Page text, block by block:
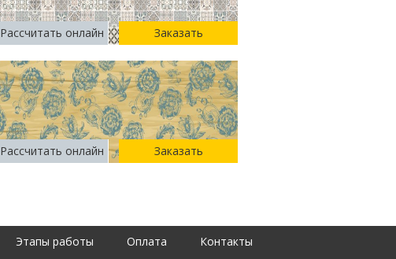
Рассчитать онлайн Заказать
Рассчитать онлайн Заказать
Этапы работы Оплата Контакты